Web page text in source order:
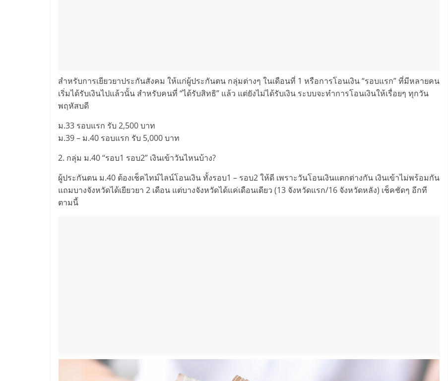
สำหรับการเยียวยาประกันสังคม ให้แก่ผู้ประกันตน กลุ่มต่างๆ ในเดือนที่ 1 หรือการโอนเงิน “รอบแรก” ที่มีหลายคน
เริ่มได้รับเงินไปแล้วนั้น สำหรับคนที่ “ได้รับสิทธิ” แล้ว แต่ยังไม่ได้รับเงิน ระบบจะทำการโอนเงินให้เรื่อยๆ ทุกวัน
พฤหัสบดี
ม.33 รอบแรก รับ 2,500 บาท
ม.39 – ม.40 รอบแรก รับ 5,000 บาท
2. กลุ่ม ม.40 “รอบ1 รอบ2” เงินเข้าวันไหนบ้าง?
ผู้ประกันตน ม.40 ต้องเช็คไทม์ไลน์โอนเงิน ทั้งรอบ1 – รอบ2 ให้ดี เพราะวันโอนเงินแตกต่างกัน เงินเข้าไม่พร้อมกัน
แถมบางจังหวัดได้เยียวยา 2 เดือน แต่บางจังหวัดได้แค่เดือนเดียว (13 จังหวัดแรก/16 จังหวัดหลัง) เช็คชัดๆ อีกที
ตามนี้